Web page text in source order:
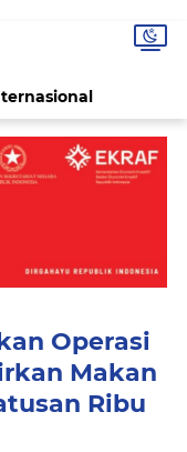
Operasi
Makan
Ribu